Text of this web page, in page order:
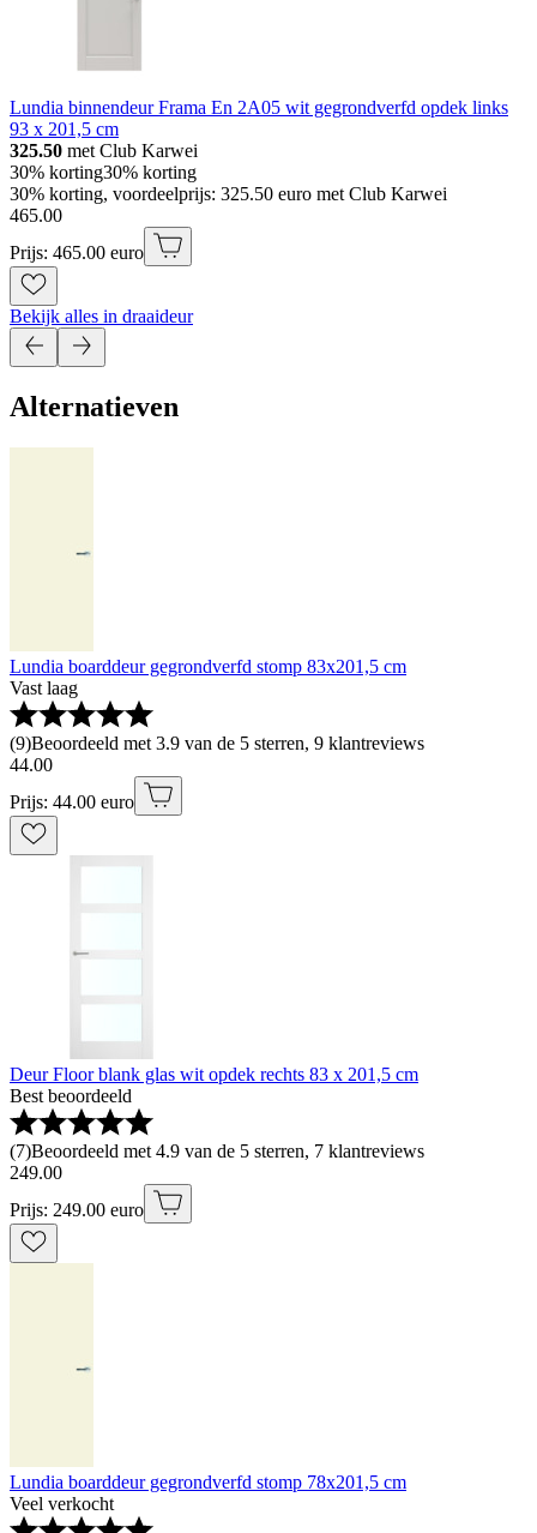
Lundia binnendeur Frama En 2A05 wit gegrondverfd opdek links
93 x 201,5 cm
325.50 met Club Karwei
30% korting30% korting
30% korting, voordeelprijs: 325.50 euro met Club Karwei
465.00
Prijs: 465.00 euro
Bekijk alles in draaideur
Alternatieven
Lundia boarddeur gegrondverfd stomp 83x201,5 cm
Vast laag
(9)Beoordeeld met 3.9 van de 5 sterren, 9 klantreviews
44.00
Prijs: 44.00 euro
Deur Floor blank glas wit opdek rechts 83 x 201,5 cm
Best beoordeeld
(7)Beoordeeld met 4.9 van de 5 sterren, 7 klantreviews
249.00
Prijs: 249.00 euro
Lundia boarddeur gegrondverfd stomp 78x201,5 cm
Veel verkocht